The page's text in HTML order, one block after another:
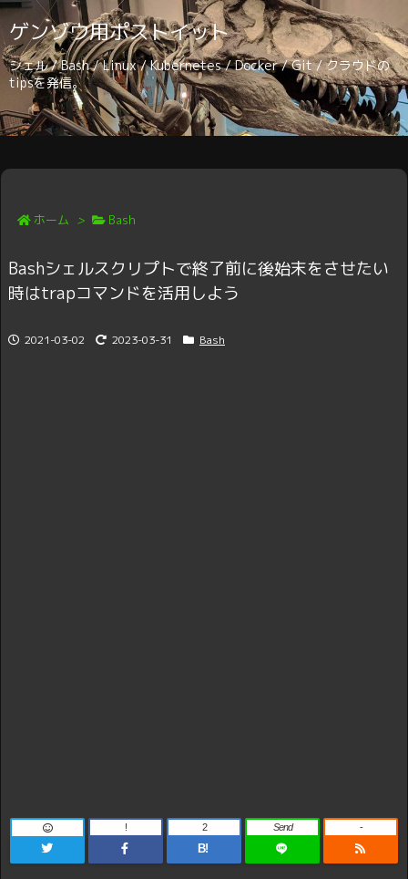
ゲンゾウ用ポストイット
シェル / Bash / Linux / Kubernetes / Docker / Git / クラウドの
tipsを発信。
ホーム > Bash
Bashシェルスクリプトで終了前に後始末をさせたい
時はtrapコマンドを活用しよう
2021-03-02 2023-03-31 Bash
!
B!
2 Send -